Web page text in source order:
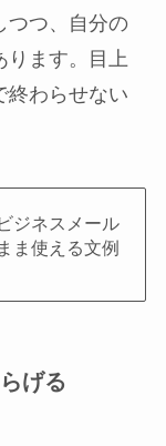
つつ、自分の
ります。目上
終わらせない
ジネスメール
ま使える文例
げる